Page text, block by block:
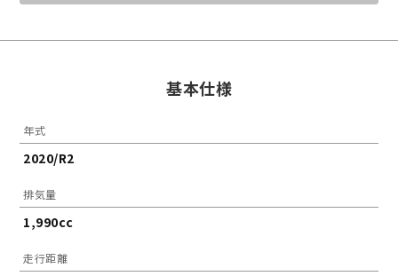
基本仕様
年式
2020/R2
排気量
1,990cc
走行距離